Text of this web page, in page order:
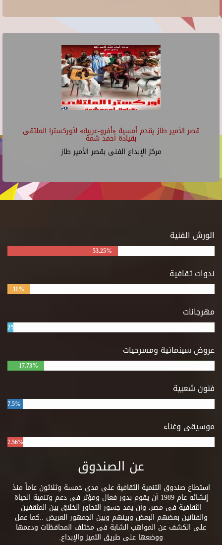
قصر الأمير طاز يقدم أمسية «أفرو-عربية» لأوركسترا الملتقى
بقيادة أحمد شمة
مركز الإبداع الفنى بقصر الأمير طاز
الورش الفنية
53.25%
ندوات ثقافية
11%
مهرجانات
2%
عروض سينمائية ومسرحيات
17.73%
فنون شعبية
7.5%
موسيقى وغناء
7.56%
عن الصندوق
استطاع صندوق التنمية الثقافية على مدى خمسة وثلاثون عاماً منذ
إنشائه عام 1989 أن يقوم بدور فعال ومؤثر فى دعم وتنمية الحياة
الثقافية فى مصر، وأن يمد جسور التحاور الخلاق بين المثقفين
والفنانين بعضهم البعض وبينهم وبين الجمهور العريض ..كما عمل
على الكشف عن المواهب الشابة فى مختلف المحافظات ودعمها
ووضعها على طريق التميز والإبداع.